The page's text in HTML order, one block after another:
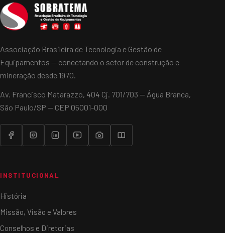
Associação Brasileira de Tecnologia e Gestão de
Equipamentos — conectando o setor de construção e
mineração desde 1970.
Av. Francisco Matarazzo, 404 Cj. 701/703 — Água Branca,
São Paulo/SP — CEP 05001-000
INSTITUCIONAL
História
Missão, Visão e Valores
Conselhos e Diretorias